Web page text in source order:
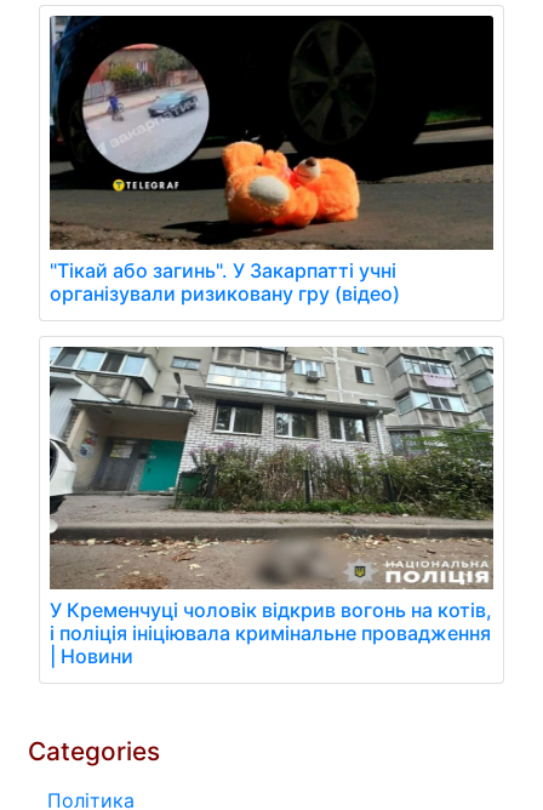
"Тікай або загинь". У Закарпатті учні
організували ризиковану гру (відео)
У Кременчуці чоловік відкрив вогонь на котів,
і поліція ініціювала кримінальне провадження
| Новини
Categories
Політика